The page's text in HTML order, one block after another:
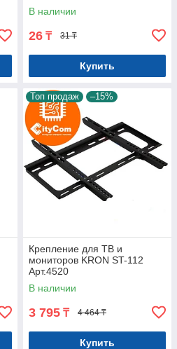
В наличии
26 ₸ 31 ₸
Купить
Топ продаж –15%
Крепление для ТВ и
мониторов KRON ST-112
Арт.4520
В наличии
3 795 ₸ 4 464 ₸
Купить